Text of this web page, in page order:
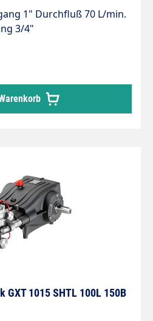
1" Durchfluß 70 L/min.
3/4"
GXT 1015 SHTL 100L 150B